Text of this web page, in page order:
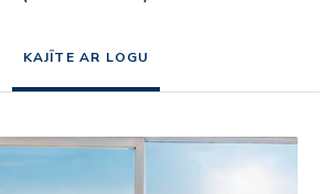
KAJĪTE AR LOGU